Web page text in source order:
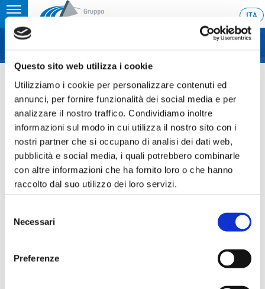
Questo sito web utilizza i cookie
Utilizziamo i cookie per personalizzare contenuti ed
annunci, per fornire funzionalità dei social media e per
analizzare il nostro traffico. Condividiamo inoltre
informazioni sul modo in cui utilizza il nostro sito con i
nostri partner che si occupano di analisi dei dati web,
pubblicità e social media, i quali potrebbero combinarle
con altre informazioni che ha fornito loro o che hanno
raccolto dal suo utilizzo dei loro servizi.
delNecessari
Preferenze
Toggle
navigation
ITA
Home
30th July 2024
Last update: 2024/07/30 11:46
30.07.2024
6M 2024 CONSOLIDATED
RESULTS, CONFERENCE
CALL, PIEVE DI SOLIGO, 30TH